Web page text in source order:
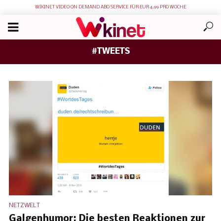
WIKINET VIDEO ON DEMAND ABO SERVICE FÜR EUR 4.99 PRO WOCHE
#TWEETS
NETZWELT
Galgenhumor: Die besten Reaktionen zur